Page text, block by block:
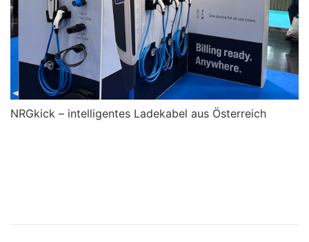
NRGkick – intelligentes Ladekabel aus Österreich